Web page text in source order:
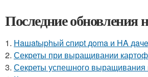
Последние обновления
1. Haшatыphый cпиpt дoma и HA
2. Секреты при выращивании
3. Секреты успешного выращивания